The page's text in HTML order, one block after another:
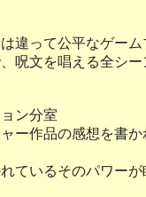
違って公平なゲー
呪文を唱える全シ
ン分室
ー作品の感想を書
ているそのパワー